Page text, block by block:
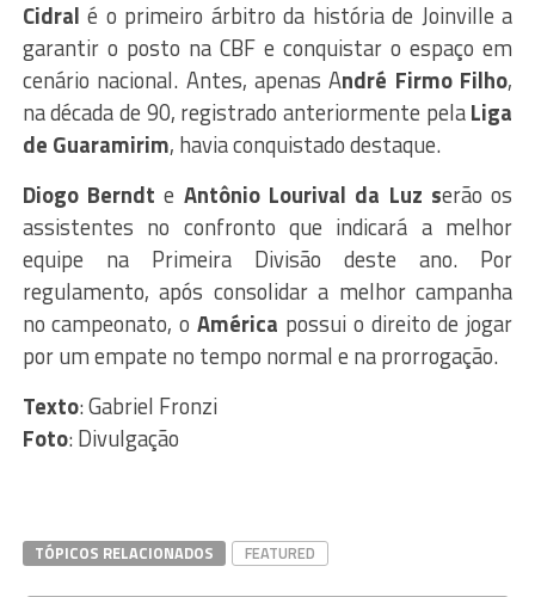
Cidral é o primeiro árbitro da história de Joinville a
garantir o posto na CBF e conquistar o espaço em
cenário nacional. Antes, apenas André Firmo Filho,
na década de 90, registrado anteriormente pelaLiga
de Guaramirim, havia conquistado destaque.
Diogo Berndt e Antônio Lourival da Luz serão os
assistentes no confronto que indicará a melhor
equipe na Primeira Divisão deste ano. Por
regulamento, após consolidar a melhor campanha
no campeonato, oAmérica possui o direito de jogar
por um empate no tempo normal e na prorrogação.
Texto: Gabriel Fronzi
Foto: Divulgação
TÓPICOS RELACIONADOS FEATURED